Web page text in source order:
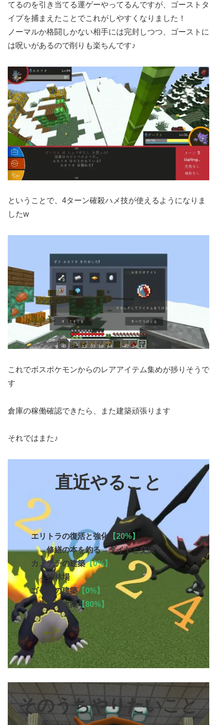
てるのを引き当てる運ゲーやってるんですが、ゴーストタ
イプを捕まえたことでこれがしやすくなりました！
ノーマルか格闘しかない相手には完封しつつ、ゴーストに
は呪いがあるので削りも楽ちんです♪
ということで、4ターン確殺ハメ技が使えるようになりま
したw
これでボスポケモンからのレアアイテム集めが捗りそうで
す
倉庫の稼働確認できたら、また建築頑張ります
それではまた♪
直近やること
エリトラの復活と強化 【20%】
→修繕の本を釣る→ダイヤと交換？
カメテテの建築【0%】
→植林場
ゴースの建築【0%】
倉庫の増改築【80%】
そのうちやりたいこと